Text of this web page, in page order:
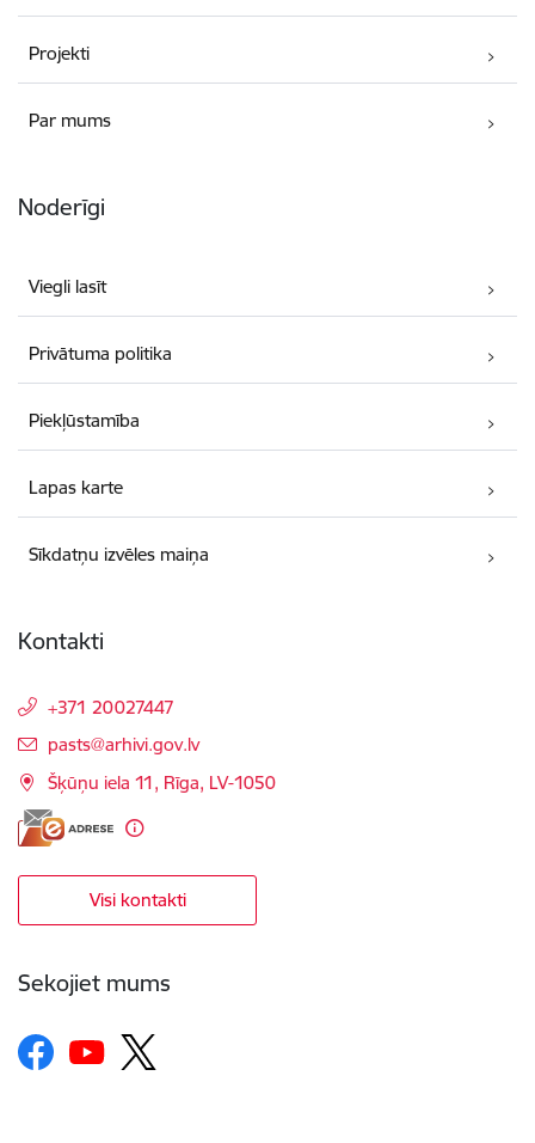
Projekti
Par mums
Noderīgi
Viegli lasīt
Privātuma politika
Piekļūstamība
Lapas karte
Sīkdatņu izvēles maiņa
Kontakti
+371 20027447
E-pasts:
pasts@arhivi.gov.lv
Šķūņu iela 11, Rīga, LV-1050
Visi kontakti
Sekojiet mums